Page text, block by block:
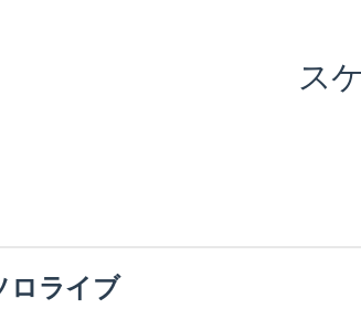
ス
ロライブ